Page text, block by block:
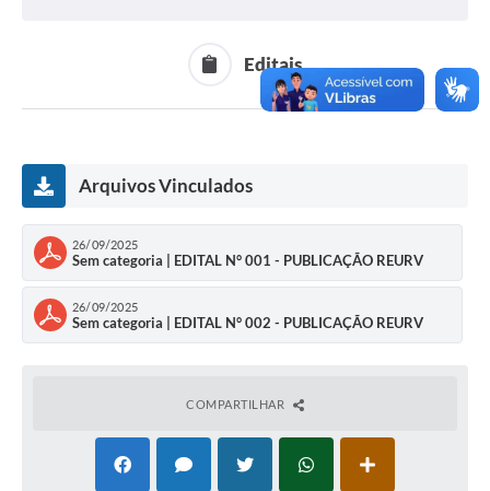
Editais
Arquivos Vinculados
26/09/2025
Sem categoria | EDITAL N° 001 - PUBLICAÇÃO REURV
26/09/2025
Sem categoria | EDITAL N° 002 - PUBLICAÇÃO REURV
COMPARTILHAR